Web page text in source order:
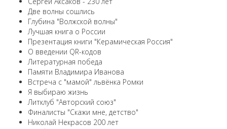
Две волны сошлись
Глубина "Волжской волны"
Лучшая книга о России
Презентация книги "Керамическая Россия"
О введении QR-кодов
Литературная победа
Памяти Владимира Иванова
Встреча с "мамой" львёнка Ромки
Я выбираю жизнь
Литклуб "Авторский союз"
Финалисты "Скажи мне, детство"
Николай Некрасов 200 лет